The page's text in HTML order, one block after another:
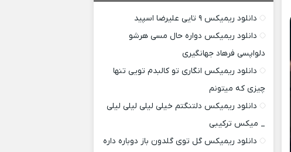
دانلود ریمیکس ۹ تایی علیرضا اسپید
دانلود ریمیکس دواره حال مسی هرشو
دلواپسی فرهاد جهانگیری
دانلود ریمیکس انگاری تو کالبدم تویی تنها
چیزی که میتونم
دانلود ریمیکس دلتنگتم خیلی لیلی لیلی لیلی
_ میکس ترکیبی
دانلود ریمیکس گل توی گلدون باز دوباره داره